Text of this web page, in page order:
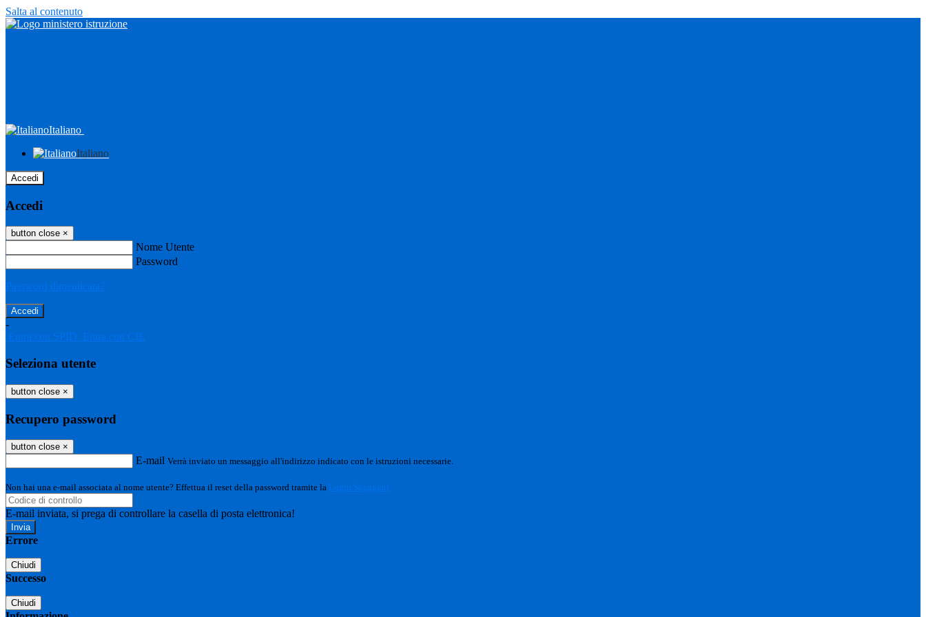
Salta al contenuto
Italiano
Italiano
Accedi
Accedi
button close ×
Nome Utente
Password
Password dimenticata?
-
Entra con SPID
Entra con CIE
Seleziona utente
button close ×
Recupero password
button close ×
E-mail Verrà inviato un messaggio all'indirizzo indicato con le istruzioni necessarie.
Non hai una e-mail associata al nome utente? Effettua il reset della password tramite la Login Spaggiari
E-mail inviata, si prega di controllare la casella di posta elettronica!
Errore
Chiudi
Successo
Chiudi